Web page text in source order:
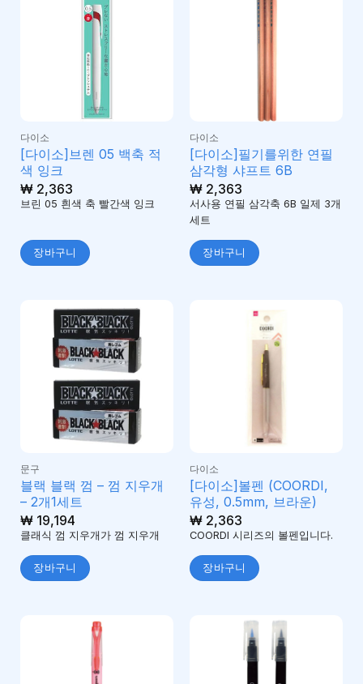
다이소
[다이소]브렌 05 백축 적
색 잉크
₩2,363
브린 05 흰색 축 빨간색 잉크
장바구니
다이소
[다이소]필기를위한 연필
삼각형 샤프트 6B
₩2,363
서사용 연필 삼각축 6B 일제 3개
세트
장바구니
문구
블랙 블랙 껌 – 껌 지우개
– 2개1세트
₩19,194
클래식 껌 지우개가 껌 지우개
장바구니
다이소
[다이소]볼펜 (COORDI,
유성, 0.5mm, 브라운)
₩2,363
COORDI 시리즈의 볼펜입니다.
장바구니